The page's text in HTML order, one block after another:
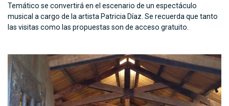
Temático se convertirá en el escenario de un espectáculo
musical a cargo de la artista Patricia Díaz. Se recuerda que tanto
las visitas como las propuestas son de acceso gratuito.